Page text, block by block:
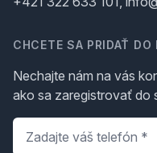
CHCETE SA PRIDAŤ
Nechajte nám na vás
ako sa zaregistrovať do
Telefón